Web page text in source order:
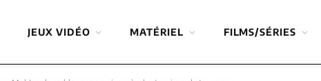
JEUX VIDÉO MATÉRIEL FILMS/SÉRIES